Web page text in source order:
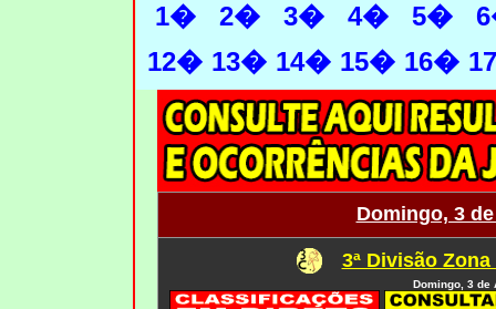
1�
2� 3� 4� 5�
12� 13� 14� 15� 16�
Domingo, 3
3ª Divisão
Domingo, 3 de